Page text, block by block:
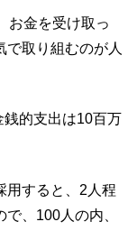
お金を受け取っ
取り組むのが人
的支出は10百万
用すると、2人程
、100人の内、